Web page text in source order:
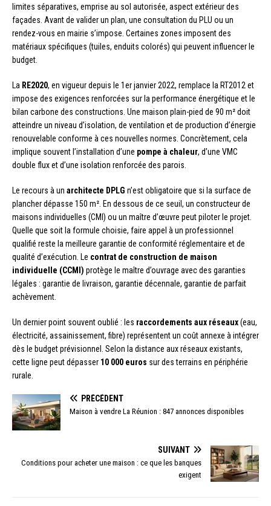
limites séparatives, emprise au sol autorisée, aspect extérieur des
façades. Avant de valider un plan, une consultation du PLU ou un
rendez-vous en mairie s’impose. Certaines zones imposent des
matériaux spécifiques (tuiles, enduits colorés) qui peuvent influencer le
budget.
La RE2020, en vigueur depuis le 1er janvier 2022, remplace la RT2012 et
impose des exigences renforcées sur la performance énergétique et le
bilan carbone des constructions. Une maison plain-pied de 90 m² doit
atteindre un niveau d’isolation, de ventilation et de production d’énergie
renouvelable conforme à ces nouvelles normes. Concrètement, cela
implique souvent l’installation d’une pompe à chaleur, d’une VMC
double flux et d’une isolation renforcée des parois.
Le recours à un architecte DPLG n’est obligatoire que si la surface de
plancher dépasse 150 m². En dessous de ce seuil, un constructeur de
maisons individuelles (CMI) ou un maître d’œuvre peut piloter le projet.
Quelle que soit la formule choisie, faire appel à un professionnel
qualifié reste la meilleure garantie de conformité réglementaire et de
qualité d’exécution. Le contrat de construction de maison
individuelle (CCMI) protège le maître d’ouvrage avec des garanties
légales : garantie de livraison, garantie décennale, garantie de parfait
achèvement.
Un dernier point souvent oublié : les raccordements aux réseaux(eau,
électricité, assainissement, fibre) représentent un coût annexe à intégrer
dès le budget prévisionnel. Selon la distance aux réseaux existants,
cette ligne peut dépasser 10 000 euros sur des terrains en périphérie
rurale.
PRÉCÉDENT
Maison à vendre La Réunion : 847 annonces disponibles
SUIVANT
Conditions pour acheter une maison : ce que les banques
exigent